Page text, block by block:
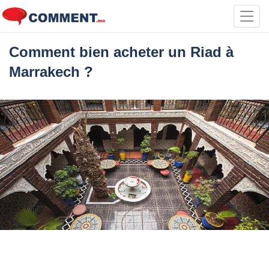
Comment bien acheter un Riad à
Marrakech ?